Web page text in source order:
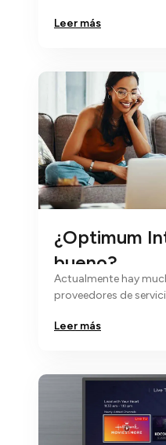
Leer más
¿Optimum
bueno?
Actualmente hay
proveedores de
Leer más